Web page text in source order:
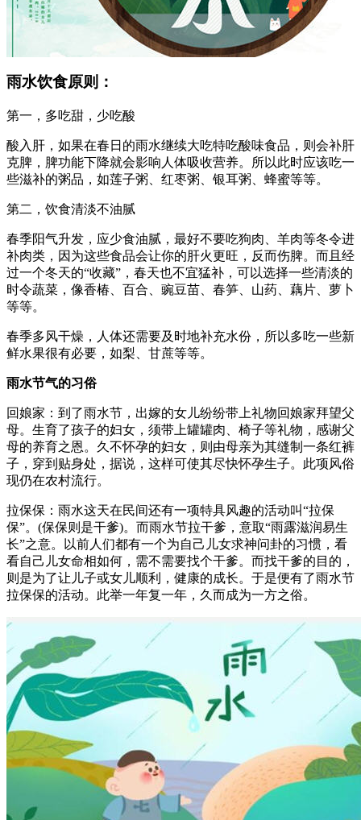
雨水饮食原则：
第一，多吃甜，少吃酸
酸入肝，如果在春日的雨水继续大吃特吃酸味食品，则会补肝
克脾，脾功能下降就会影响人体吸收营养。所以此时应该吃一
些滋补的粥品，如莲子粥、红枣粥、银耳粥、蜂蜜等等。
第二，饮食清淡不油腻
春季阳气升发，应少食油腻，最好不要吃狗肉、羊肉等冬令进
补肉类，因为这些食品会让你的肝火更旺，反而伤脾。而且经
过一个冬天的“收藏”，春天也不宜猛补，可以选择一些清淡的
时令蔬菜，像香椿、百合、豌豆苗、春笋、山药、藕片、萝卜
等等。
春季多风干燥，人体还需要及时地补充水份，所以多吃一些新
鲜水果很有必要，如梨、甘蔗等等。
雨水节气的习俗
回娘家：到了雨水节，出嫁的女儿纷纷带上礼物回娘家拜望父
母。生育了孩子的妇女，须带上罐罐肉、椅子等礼物，感谢父
母的养育之恩。久不怀孕的妇女，则由母亲为其缝制一条红裤
子，穿到贴身处，据说，这样可使其尽快怀孕生子。此项风俗
现仍在农村流行。
拉保保：雨水这天在民间还有一项特具风趣的活动叫“拉保
保”。(保保则是干爹)。而雨水节拉干爹，意取“雨露滋润易生
长”之意。以前人们都有一个为自己儿女求神问卦的习惯，看
看自己儿女命相如何，需不需要找个干爹。而找干爹的目的，
则是为了让儿子或女儿顺利，健康的成长。于是便有了雨水节
拉保保的活动。此举一年复一年，久而成为一方之俗。